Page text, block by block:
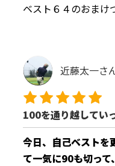
ベスト６４のおまけ
近藤太一さ
100を通り越してい
今日、自己ベストを
て一気に90も切っ